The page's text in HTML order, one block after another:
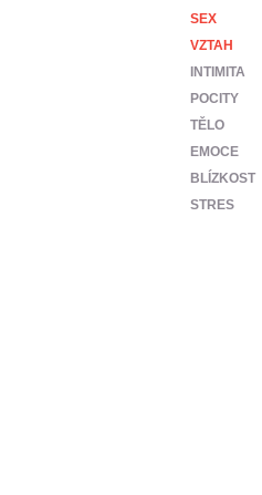
SEX
VZTAH
INTIMITA
POCITY
TĚLO
EMOCE
BLÍZKOST
STRES